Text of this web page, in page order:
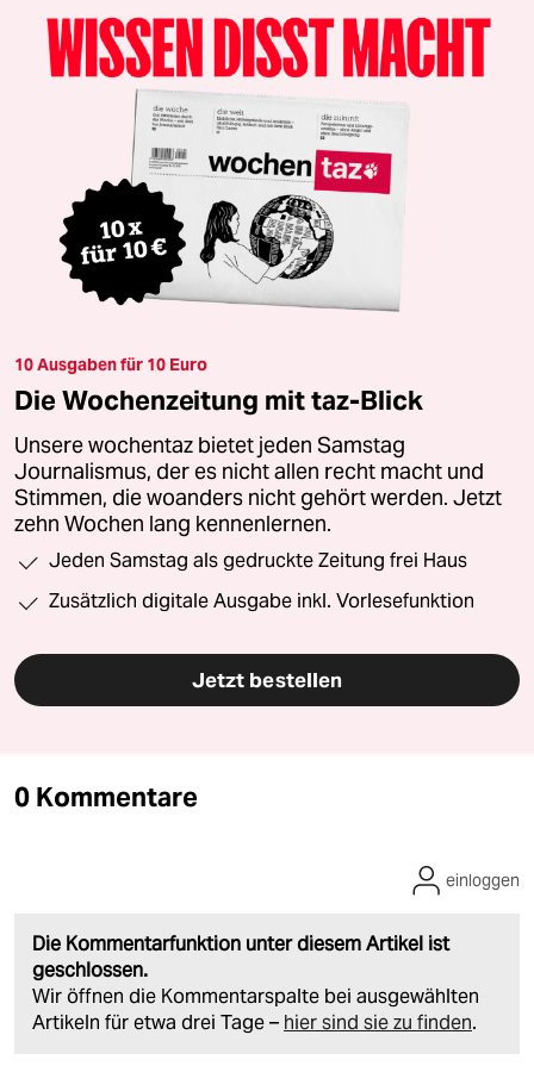
10 Ausgaben für 10 Euro
Die Wochenzeitung mit taz-Blick
Unsere wochentaz bietet jeden Samstag
Journalismus, der es nicht allen recht macht und
Stimmen, die woanders nicht gehört werden. Jetzt
zehn Wochen lang kennenlernen.
Jeden Samstag als gedruckte Zeitung frei Haus
Zusätzlich digitale Ausgabe inkl. Vorlesefunktion
Jetzt bestellen
0 Kommentare
Die Kommentarfunktion unter diesem Artikel ist
geschlossen.
Wir öffnen die Kommentarspalte bei ausgewählten
Artikeln für etwa drei Tage – hier sind sie zu finden.
einloggen